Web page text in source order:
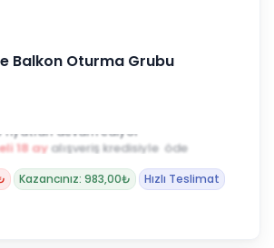
Balkon Oturma Grubu
18 ay alışveriş kredisiyle öde
Kazancınız: 983,00₺ Hızlı Teslimat